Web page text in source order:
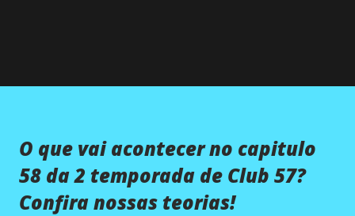
O que vai acontecer no capitulo
58 da 2 temporada de Club 57?
Confira nossas teorias!